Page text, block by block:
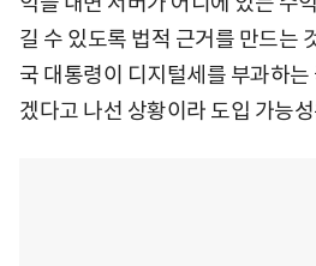
길 수 있도록 법적 근거를 만드는
국 대통령이 디지털세를 부과하
겠다고 나선 상황이라 도입 가능